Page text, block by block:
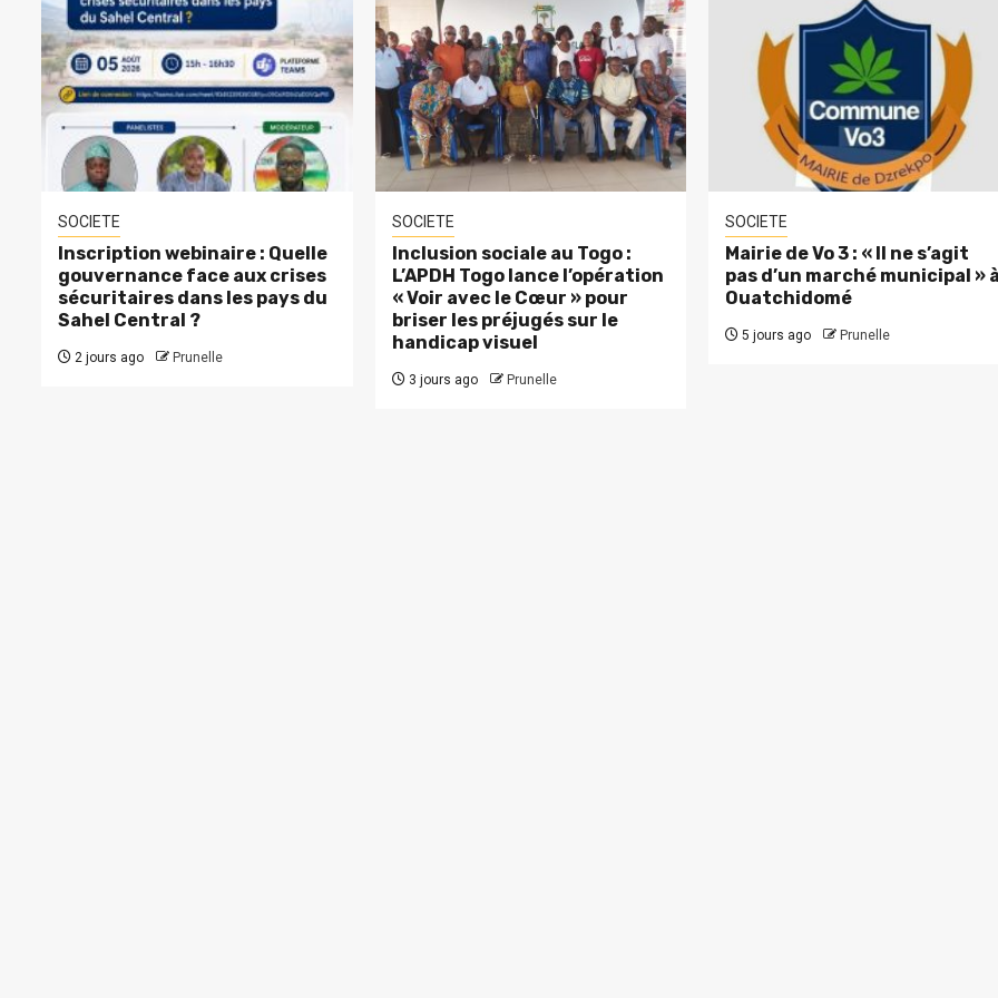
SOCIETE
Inscription webinaire : Quelle
gouvernance face aux crises
sécuritaires dans les pays du
Sahel Central ?
2 jours ago Prunelle
SOCIETE
Inclusion sociale au Togo :
L’APDH Togo lance l’opération
« Voir avec le Cœur » pour
briser les préjugés sur le
handicap visuel
3 jours ago Prunelle
SOCIETE
Mairie de Vo 3 : « Il ne s’agit
pas d’un marché municipal »
Ouatchidomé
5 jours ago Prunelle